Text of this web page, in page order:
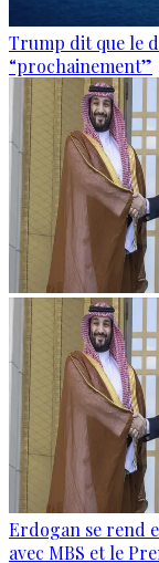
Trump dit que le
“prochainement”
Erdogan se rend
avec MBS et le